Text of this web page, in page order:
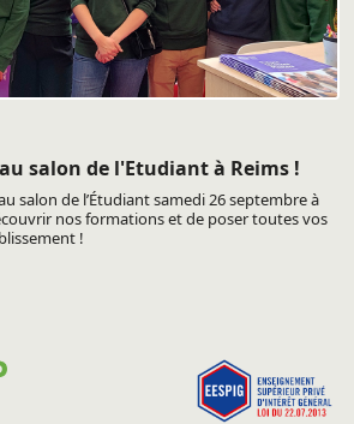
salon de l'Etudiant à Reims !
salon de l’Étudiant samedi 26 septembre à
nos formations et de poser toutes vos
!